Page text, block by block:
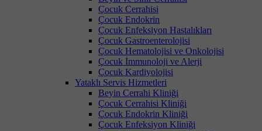
Çocuk Cerrahisi
Çocuk Endokrin
Çocuk Enfeksiyon Hastalıkları
Çocuk Gastroenterolojisi
Çocuk Hematolojisi ve Onkolojisi
Çocuk İmmunoloji ve Alerji
Çocuk Kardiyolojisi
Yataklı Servis Hizmetleri
Beyin Cerrahi Kliniği
Çocuk Cerrahisi Kliniği
Çocuk Endokrin Kliniği
Çocuk Enfeksiyon Kliniği